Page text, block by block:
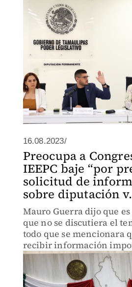
16.08.2023/
Preocupa a
IEEPC baje “por
solicitud de
sobre diputación
Mauro Guerra dijo que
que no se discutiera el
todo que se mencionara
recibir información
Movimiento Ciudadano.